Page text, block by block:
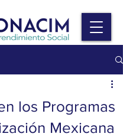
los Programas
Mexicana